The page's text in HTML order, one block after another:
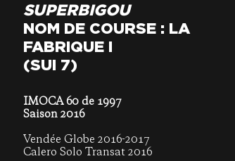
SUPERBIGOU
NOM DE COURSE : LA
FABRIQUE I
(SUI 7)
IMOCA 60 de 1997
Saison 2016
Vendée Globe 2016-2017
Calero Solo Transat 2016